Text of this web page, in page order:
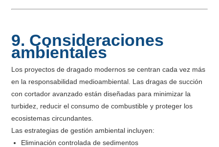
9. Consideraciones
ambientales
Los proyectos de dragado modernos se centran cada vez más
en la responsabilidad medioambiental. Las dragas de succión
con cortador avanzado están diseñadas para minimizar la
turbidez, reducir el consumo de combustible y proteger los
ecosistemas circundantes.
Las estrategias de gestión ambiental incluyen:
Eliminación controlada de sedimentos